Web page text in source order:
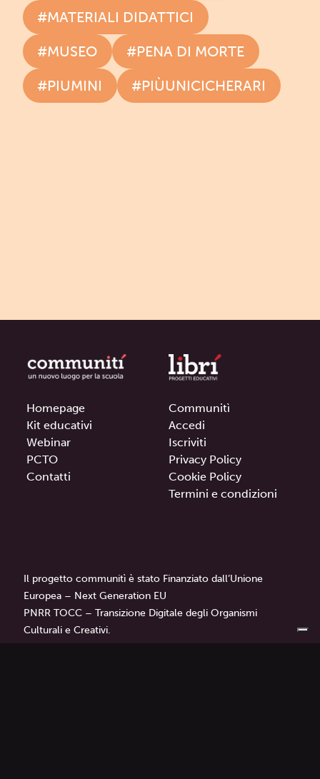
#MATERIALI DIDATTICI
#MUSEO
#PENA DI MORTE
#PIUMINI
#PIÙUNICICHERARI
Homepage
Kit educativi
Webinar
PCTO
Contatti
Communitì
Accedi
Iscriviti
Privacy Policy
Cookie Policy
Termini e condizioni
Il progetto communitì è stato Finanziato dall’Unione
Europea – Next Generation EU
PNRR TOCC – Transizione Digitale degli Organismi
Culturali e Creativi.